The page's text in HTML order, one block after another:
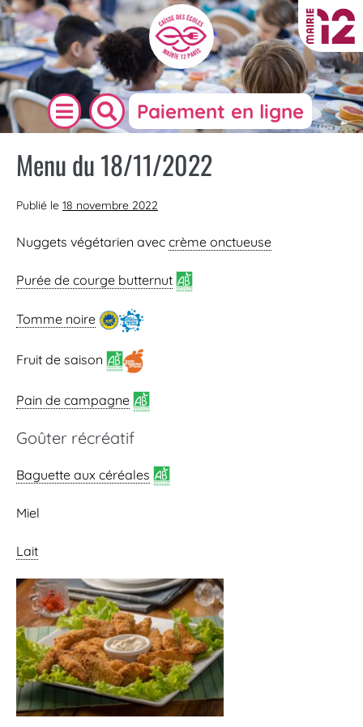
Paiement en ligne
Menu du 18/11/2022
Publié le 18 novembre 2022
Nuggets végétarien avec crème onctueuse
Purée de courge butternut
Tomme noire
Fruit de saison
Pain de campagne
Goûter récréatif
Baguette aux céréales
Miel
Lait